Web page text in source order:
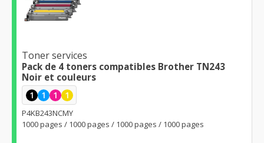
Toner services
Pack de 4 toners compatibles Brother TN243
Noir et couleurs
1 1 1 1
P4KB243NCMY
1000 pages / 1000 pages / 1000 pages / 1000 pages